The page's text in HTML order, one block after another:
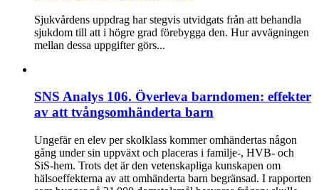
Sjukvårdens uppdrag har stegvis utvidgats från att behandla
sjukdom till att i högre grad förebygga den. Hur avvägningen
mellan dessa uppgifter görs...
SNS Analys 106. Överleva barndomen: effekter
av att tvångsomhänderta barn
Ungefär en elev per skolklass kommer omhändertas någon
gång under sin uppväxt och placeras i familje-, HVB- och
SiS-hem. Trots det är den vetenskapliga kunskapen om
hälsoeffekterna av att omhänderta barn begränsad. I rapporten